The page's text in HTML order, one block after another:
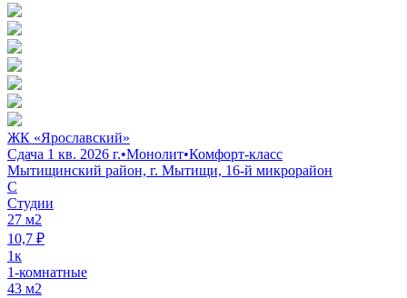
ЖК «Ярославский»
Сдача 1 кв. 2026 г.•Монолит•Комфорт-класс
Мытищинский район, г. Мытищи, 16-й микрорайон
C
Студии
27 м2
10,7 ₽
1к
1-комнатные
43 м2